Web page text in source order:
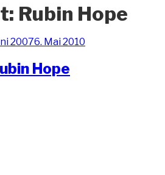
Rubin Hope
20076. Mai 2010
Hope